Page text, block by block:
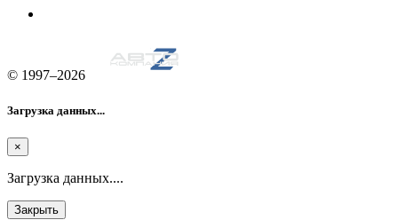
© 1997–2026
Загрузка данных...
×
Загрузка данных....
Закрыть